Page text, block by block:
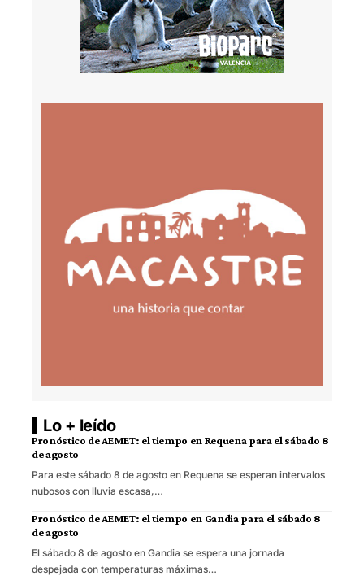
Lo + leído
Pronóstico de AEMET: el tiempo en Requena para el sábado 8
de agosto
Para este sábado 8 de agosto en Requena se esperan intervalos
nubosos con lluvia escasa,…
Pronóstico de AEMET: el tiempo en Gandia para el sábado 8
de agosto
El sábado 8 de agosto en Gandia se espera una jornada
despejada con temperaturas máximas…